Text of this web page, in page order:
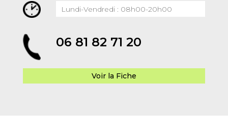
Lundi-Vendredi : 08h00-20h00
06 81 82 71 20
Voir la Fiche